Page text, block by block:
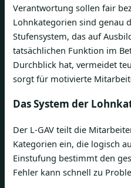
Verantwortung sollen fair
Lohnkategorien sind genau
Stufensystem, das auf
tatsächlichen Funktion im
Durchblick hat, vermeidet
sorgt für motivierte
Das System der
Der L-GAV teilt die
Kategorien ein, die logisch
Einstufung bestimmt den
Fehler kann schnell zu